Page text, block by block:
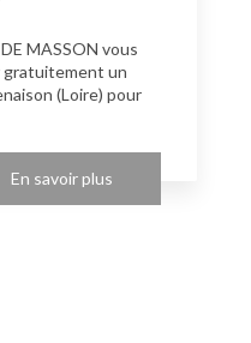
MASSON vous
gratuitement un
(Loire) pour
En savoir plus